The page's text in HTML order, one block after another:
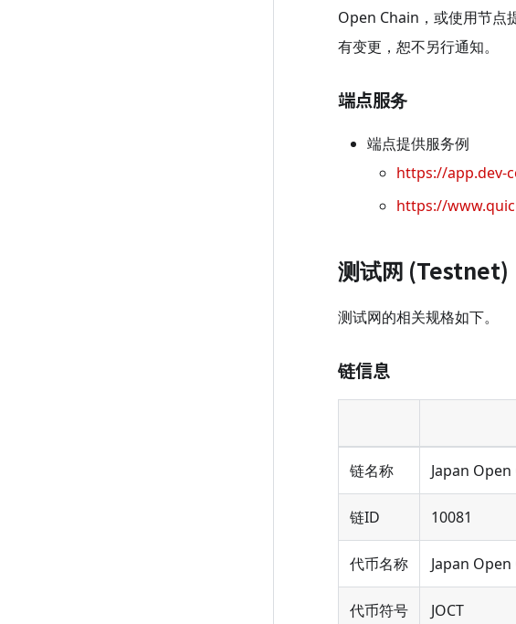
Open Chain，或使用节点
有变更，恕不另行通知。
端点服务
端点提供服务例
https://app.dev-
https://
测试网 (Testnet)
测试网的相关规格如下。
链信息
链名称 Japan
链ID 10081
代币名称 Japan
代币符号 JOCT